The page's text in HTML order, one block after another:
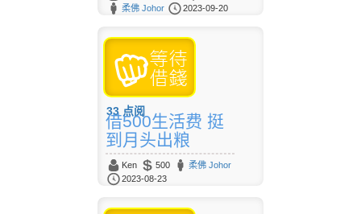
柔佛 Johor
2023-09-20
33 点阅
借500生活费 挺
到月头出粮
Ken 500
柔佛 Johor
2023-08-23